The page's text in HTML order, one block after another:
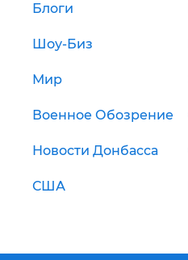
Блоги
Шоу-Биз
Мир
Военное Обозрение
Новости Донбасса
США